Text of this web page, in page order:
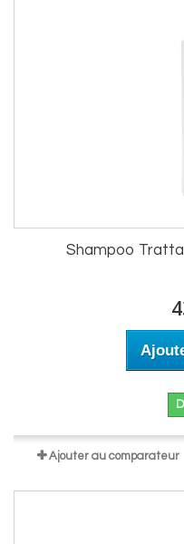
Shampoo
Ajouter au comparateur